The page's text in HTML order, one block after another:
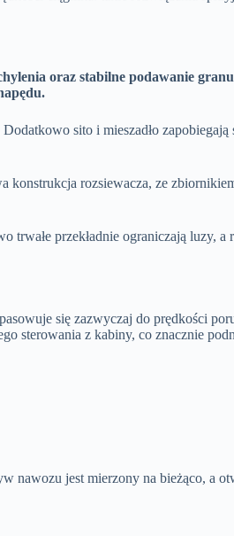
oraz stabilne podawanie
Dodatkowo sito i mieszadło
konstrukcja rozsiewacza, ze
trwałe przekładnie ograniczają luzy,
się zazwyczaj do prędkości
sterowania z kabiny, co znacznie
nawozu jest mierzony na bieżąco, a